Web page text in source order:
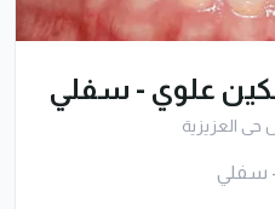
علوي - سفلي
حى العزيزية
- سفلي